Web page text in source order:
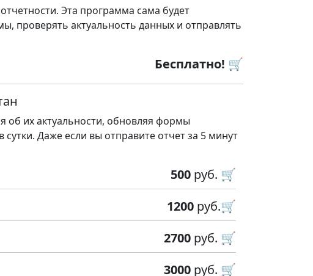
Эта программа сама будет
проверять актуальность данных и отправлять
Бесплатно! 🛒
об их актуальности, обновляя формы
Даже если вы отправите отчет за 5 минут
500 руб. 🛒
1200 руб.🛒
2700 руб. 🛒
3000 руб. 🛒